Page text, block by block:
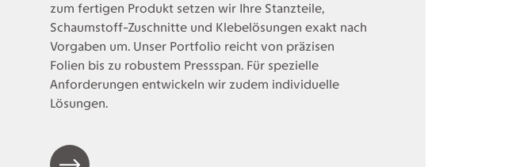
zum fertigen Produkt setzen wir Ihre Stanzteile,
Schaumstoff-Zuschnitte und Klebelösungen exakt nach
Vorgaben um. Unser Portfolio reicht von präzisen
Folien bis zu robustem Pressspan. Für spezielle
Anforderungen entwickeln wir zudem individuelle
Lösungen.